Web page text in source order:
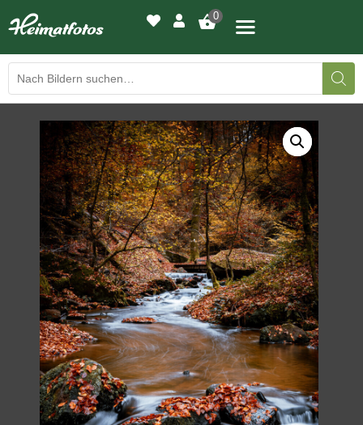
0
BILDERGALERIE
DRUCKQUALITÄTEN
LED-LEUCHTBILDER
WIR DRUCKEN IHR BILD
AUSSTELLUNGEN
HEIMATLICHTER
KONTAKT